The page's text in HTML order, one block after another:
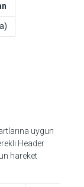
uygun
Header
hareket